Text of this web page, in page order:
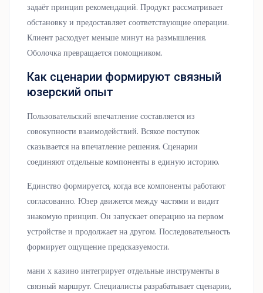
задаёт принцип рекомендаций. Продукт рассматривает
обстановку и предоставляет соответствующие операции.
Клиент расходует меньше минут на размышления.
Оболочка превращается помощником.
Как сценарии формируют связный
юзерский опыт
Пользовательский впечатление составляется из
совокупности взаимодействий. Всякое поступок
сказывается на впечатление решения. Сценарии
соединяют отдельные компоненты в единую историю.
Единство формируется, когда все компоненты работают
согласованно. Юзер движется между частями и видит
знакомую принцип. Он запускает операцию на первом
устройстве и продолжает на другом. Последовательность
формирует ощущение предсказуемости.
мани х казино интегрирует отдельные инструменты в
связный маршрут. Специалисты разрабатывает сценарии,